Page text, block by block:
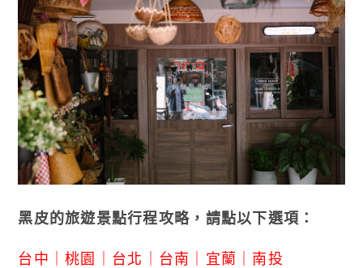
黑皮的旅遊景點行程攻略，請點以下選項：
台中 ｜桃園 台北 台南 宜蘭 南投